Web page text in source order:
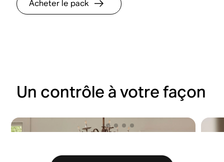
Acheter le pack
Un contrôle à votre façon